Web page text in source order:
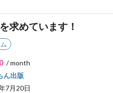
求めています！
/ month
ん出版
7月20日